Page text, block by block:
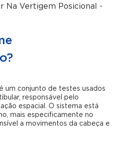
Na Vertigem Posicional -
um conjunto de testes usados
responsável pelo
espacial. O sistema está
mais especificamente no
a movimentos da cabeça e